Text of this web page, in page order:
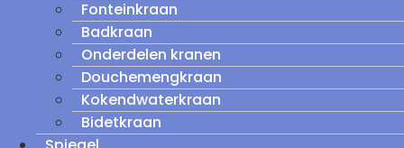
Fonteinkraan
Badkraan
Onderdelen kranen
Douchemengkraan
Kokendwaterkraan
Bidetkraan